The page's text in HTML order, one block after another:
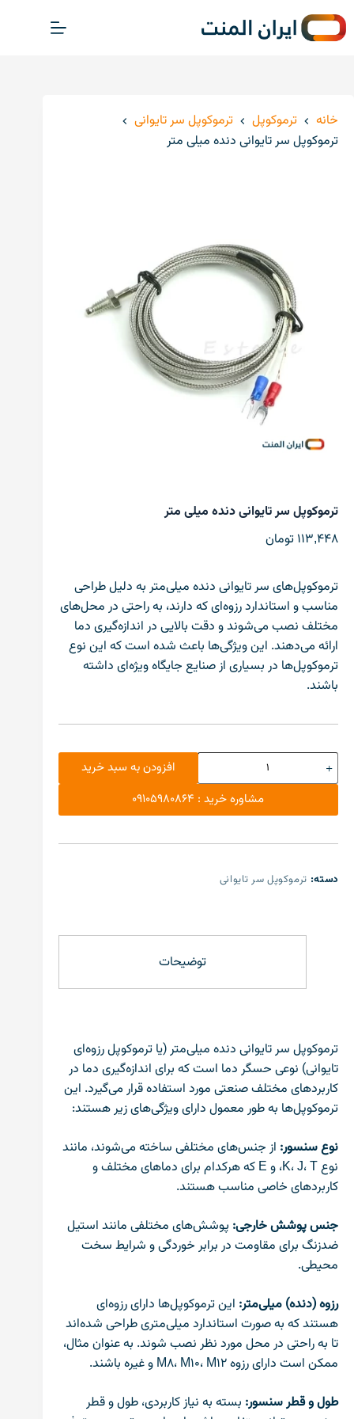
خانه ترموکوپل
ترموکوپل سر تایوانی
ترموکوپل سر تایوانی دنده میلی متر
ترموکوپل سر تایوانی دنده میلی متر
113,448 تومان
ترموکوپل‌های سر تایوانی دنده میلی‌متر به دلیل طراحی
مناسب و استاندارد رزوه‌ای که دارند، به راحتی در محل‌های
مختلف نصب می‌شوند و دقت بالایی در اندازه‌گیری دما
ارائه می‌دهند. این ویژگی‌ها باعث شده است که این نوع
ترموکوپل‌ها در بسیاری از صنایع جایگاه ویژه‌ای داشته
باشند.
افزودن به سبد خرید
مشاوره خرید : 09105980864
دسته: ترموکوپل سر تایوانی
توضیحات
ترموکوپل سر تایوانی دنده میلی‌متر (یا ترموکوپل رزوه‌ای
تایوانی) نوعی حسگر دما است که برای اندازه‌گیری دما در
کاربردهای مختلف صنعتی مورد استفاده قرار می‌گیرد. این
ترموکوپل‌ها به طور معمول دارای ویژگی‌های زیر هستند:
نوع سنسور: از جنس‌های مختلفی ساخته می‌شوند، مانند
نوع K، J، T، و E که هرکدام برای دماهای مختلف و
کاربردهای خاصی مناسب هستند.
جنس پوشش خارجی: پوشش‌های مختلفی مانند استیل
ضدزنگ برای مقاومت در برابر خوردگی و شرایط سخت
محیطی.
رزوه (دنده) میلی‌متر: این ترموکوپل‌ها دارای رزوه‌ای
هستند که به صورت استاندارد میلی‌متری طراحی شده‌اند
تا به راحتی در محل مورد نظر نصب شوند. به عنوان مثال،
ممکن است دارای رزوه M8، M10، M12 و غیره باشند.
طول و قطر سنسور: بسته به نیاز کاربردی، طول و قطر